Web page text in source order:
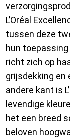
L’Oréal
tussen deze
hun toepassing
richt zich op
grijsdekking en
andere kant is
levendige
het een breed
beloven